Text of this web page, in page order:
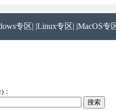
专区| |Linux专区| |MacOS专
：